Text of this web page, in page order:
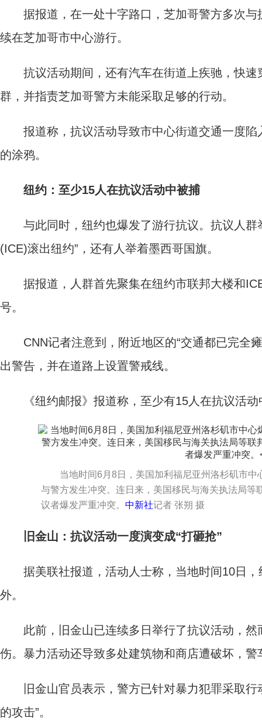
据报道，在一处十字路口，芝加哥警方多次与
续在芝加哥市中心游行。
抗议活动期间，还有汽车在街道上疾驰，快速
群，并指责芝加哥警方未能采取足够的行动。
报道称，抗议活动导致市中心街道交通一度陷
的涂鸦。
纽约：至少15人在抗议活动中被捕
与此同时，纽约也爆发了游行抗议。抗议人群
(ICE)滚出纽约”，还有人举着墨西哥国旗。
据报道，人群首先聚集在纽约市联邦大楼和
号。
CNN记者注意到，附近地区的“交通都已完全
出警告，并在道路上设置警戒线。
《纽约邮报》报道称，至少有15人在抗议活动
当地时间6月8日，美国加利福尼亚州洛杉矶市
与警方发生冲突。连日来，美国移民与海关执法局
议者爆发严重冲突。 中新社记者 张朔 摄
旧金山：抗议活动一度演变成“打砸抢”
据美联社报道，活动人士称，当地时间10日，
外。
此前，旧金山已连续多日举行了抗议活动，然
伤。暴力活动还导致多处建筑物和商店遭破坏，
旧金山官员表示，警方已针对暴力犯罪采取行
的攻击”。